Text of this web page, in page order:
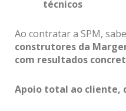
técnicos
Ao contratar a SPM,
construtores da
com resultados
Apoio total ao cliente,